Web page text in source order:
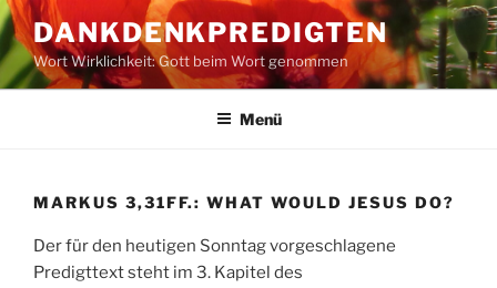
Zum
Inhalt
springen
DANKDENKPREDIGTEN
Wort Wirklichkeit: Gott beim Wort genommen
Menü
MARKUS 3,31FF.: WHAT WOULD JESUS DO?
Der für den heutigen Sonntag vorgeschlagene
Predigttext steht im 3. Kapitel des